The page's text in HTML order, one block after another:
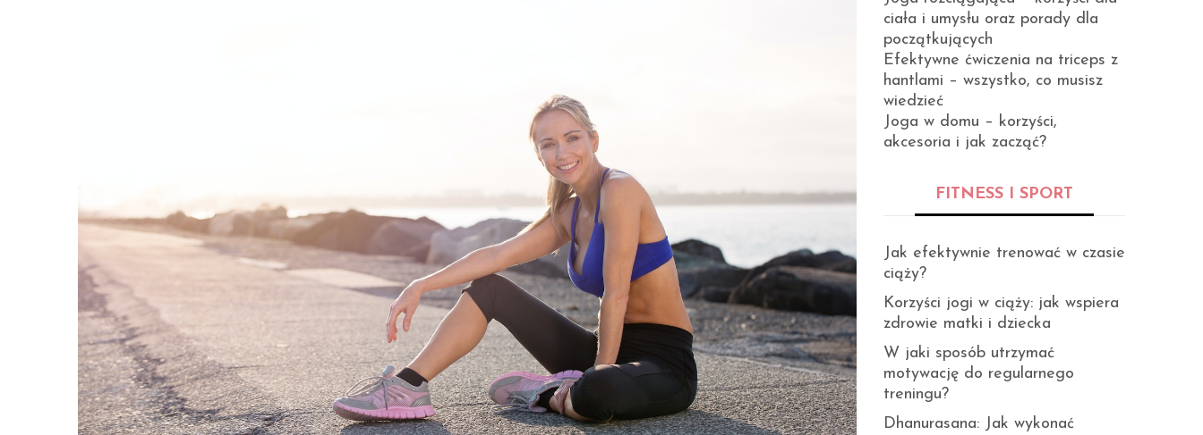
ciała i umysłu oraz porady dla
początkujących
Efektywne ćwiczenia na triceps z
hantlami – wszystko, co musisz
wiedzieć
Joga w domu – korzyści,
akcesoria i jak zacząć?
FITNESS I SPORT
Jak efektywnie trenować w czasie
ciąży?
Korzyści jogi w ciąży: jak wspiera
zdrowie matki i dziecka
W jaki sposób utrzymać
motywację do regularnego
treningu?
Dhanurasana: Jak wykonać